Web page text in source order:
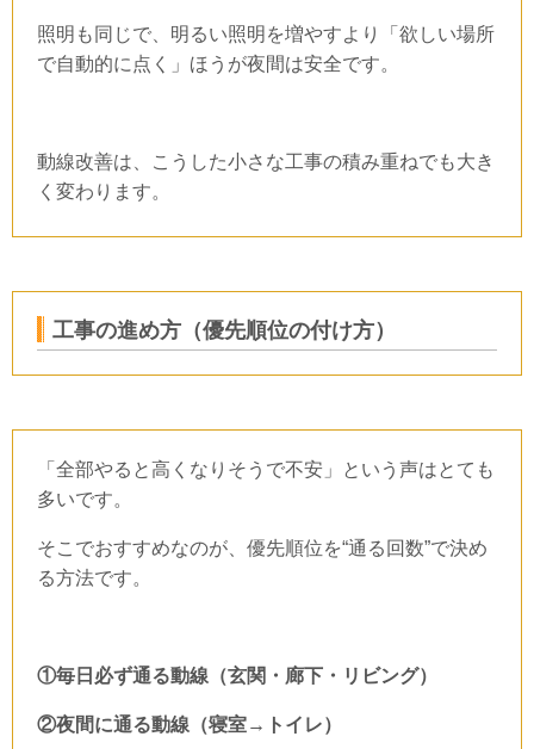
照明も同じで、明るい照明を増やすより「欲しい場所
で自動的に点く」ほうが夜間は安全です。
動線改善は、こうした小さな工事の積み重ねでも大き
く変わります。
工事の進め方（優先順位の付け方）
「全部やると高くなりそうで不安」という声はとても
多いです。
そこでおすすめなのが、優先順位を“通る回数”で決め
る方法です。
①毎日必ず通る動線（玄関・廊下・リビング）
②夜間に通る動線（寝室→トイレ）